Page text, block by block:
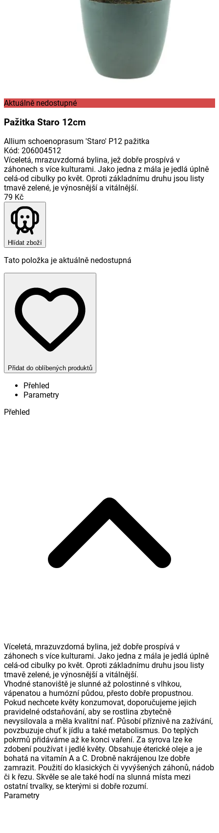
Aktuálně nedostupné
Pažitka Staro 12cm
Allium schoenoprasum 'Staro' P12 pažitka
Kód: 206004512
Víceletá, mrazuvzdorná bylina, jež dobře prospívá v
záhonech s více kulturami. Jako jedna z mála je jedlá úplně
celá-od cibulky po květ. Oproti základnímu druhu jsou listy
tmavě zelené, je výnosnější a vitálnější.
79 Kč
Hlídat zboží
Tato položka je aktuálně nedostupná
Přidat do oblíbených produktů
Přehled
Parametry
Přehled
Víceletá, mrazuvzdorná bylina, jež dobře prospívá v
záhonech s více kulturami. Jako jedna z mála je jedlá úplně
celá-od cibulky po květ. Oproti základnímu druhu jsou listy
tmavě zelené, je výnosnější a vitálnější.
Vhodné stanoviště je slunné až polostinné s vlhkou,
vápenatou a humózní půdou, přesto dobře propustnou.
Pokud nechcete květy konzumovat, doporučujeme jejich
pravidelné odstaňování, aby se rostlina zbytečně
nevysilovala a měla kvalitní nať. Působí příznivě na zažívání,
povzbuzuje chuť k jídlu a také metabolismus. Do teplých
pokrmů přidáváme až ke konci vaření. Za syrova lze ke
zdobení používat i jedlé květy. Obsahuje éterické oleje a je
bohatá na vitamín A a C. Drobně nakrájenou lze dobře
zamrazit. Použití do klasických či vyvýšených záhonů, nádob
či k řezu. Skvěle se ale také hodí na slunná místa mezi
ostatní trvalky, se kterými si dobře rozumí.
Parametry